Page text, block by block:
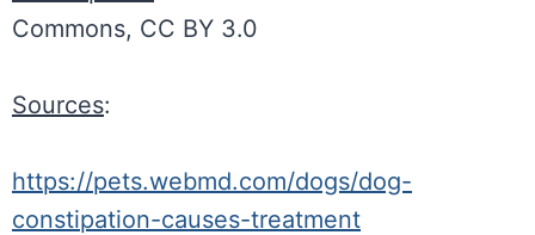
Commons, CC BY 3.0
Sources:
https://pets.webmd.com/dogs/dog-
constipation-causes-treatment